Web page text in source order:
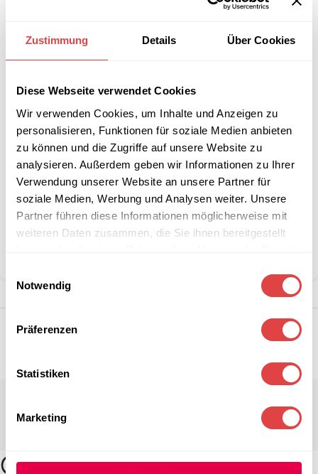
Zustimmung Details Über Cookies
Diese Webseite verwendet Cookies
Wir verwenden Cookies, um Inhalte und Anzeigen zu
personalisieren, Funktionen für soziale Medien anbieten
zu können und die Zugriffe auf unsere Website zu
analysieren. Außerdem geben wir Informationen zu Ihrer
Verwendung unserer Website an unsere Partner für
soziale Medien, Werbung und Analysen weiter. Unsere
Partner führen diese Informationen möglicherweise mit
weiteren Daten zusammen, die Sie ihnen bereitgestellt
Notwendig
Präferenzen
Statistiken
Marketing
- +
Interessiert an
größeren
Stückzahlen?
B2B-Angebot
anfordern
Artikelnummer:50FG-GR
Kategorien: Bierzeltgarniturhussen, Sale %
Marke: Gastro Uzal